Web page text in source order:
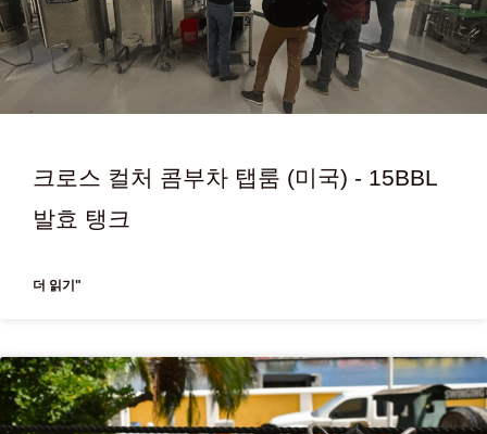
크로스 컬처 콤부차 탭룸 (미국) - 15BBL
발효 탱크
더 읽기"